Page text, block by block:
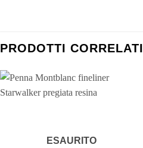
PRODOTTI CORRELATI
ESAURITO